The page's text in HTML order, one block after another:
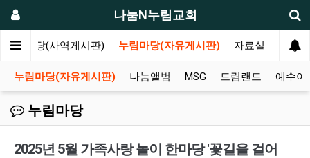
나눔N누림교회
나눔마당(사역게시판) 누림마당(자유게시판) 자료실
누림마당(자유게시판) 나눔앨범 MSG 드림랜드 예수아
누림마당
2025년 5월 가족사랑 놀이 한마당 '꽃길을 걸어